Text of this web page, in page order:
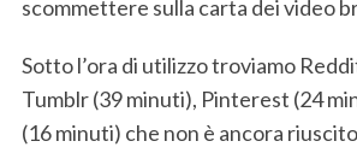
scommettere sulla carta dei video
Sotto l’ora di utilizzo troviamo
Tumblr (39 minuti), Pinterest (24
(16 minuti) che non è ancora